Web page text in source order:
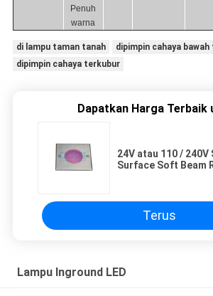
Penuh
warna
di lampu taman tanah
dipimpin cahaya bawah
dipimpin cahaya terkubur
Dapatkan Harga Terbaik
24V atau 110 / 240V
Surface Soft Beam
Terus
Lampu Inground LED